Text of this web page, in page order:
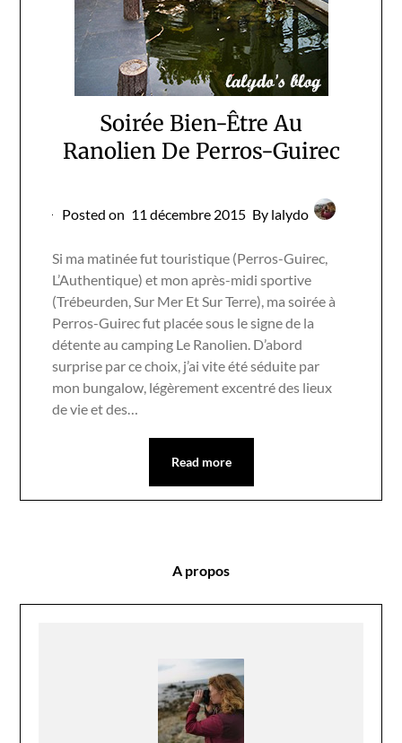
Soirée Bien-Être Au
Ranolien De Perros-Guirec
Posted on 11 décembre 2015 By lalydo
Si ma matinée fut touristique (Perros-Guirec,
L’Authentique) et mon après-midi sportive
(Trébeurden, Sur Mer Et Sur Terre), ma soirée à
Perros-Guirec fut placée sous le signe de la
détente au camping Le Ranolien. D’abord
surprise par ce choix, j’ai vite été séduite par
mon bungalow, légèrement excentré des lieux
de vie et des…
Read more
A propos